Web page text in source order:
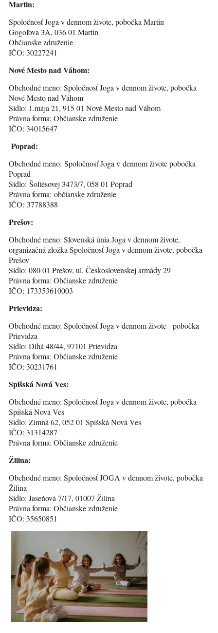
Martin:
Spoločnosť Joga v dennom živote, pobočka Martin
Gogoľova 3A, 036 01 Martin
Občianske združenie
IČO: 30227241
Nové Mesto nad Váhom:
Obchodné meno: Spoločnosť Joga v dennom živote, pobočka
Nové Mesto nad Váhom
Sídlo: 1.mája 21, 915 01 Nové Mesto nad Váhom
Právna forma: Občianske združenie
IČO: 34015647
Poprad:
Obchodné meno: Spoločnosť Joga v dennom živote pobočka
Poprad
Sídlo: Šoltésovej 3473/7, 058 01 Poprad
Právna forma: občianske združenie
IČO: 37788388
Prešov:
Obchodné meno: Slovenská únia Joga v dennom živote,
organizačná zložka Spoločnosť Joga v dennom živote, pobočka
Prešov
Sídlo: 080 01 Prešov, ul. Československej armády 29
Právna forma: Občianske združenie
IČO: 173353610003
Prievidza:
Obchodné meno: Spoločnosť Joga v dennom živote - pobočka
Prievidza
Sídlo: Dlhá 48/44, 97101 Prievidza
Právna forma: Občianske združenie
IČO: 30231761
Spišská Nová Ves:
Obchodné meno: Spoločnosť Joga v dennom živote, pobočka
Spišská Nová Ves
Sídlo: Zimná 62, 052 01 Spišská Nová Ves
IČO: 31314287
Právna forma: Občianske združenie
Žilina:
Obchodné meno: Spoločnosť JOGA v dennom živote, pobočka
Žilina
Sídlo: Jaseňová 7/17, 01007 Žilina
Právna forma: Občianske združenie
IČO: 35650851